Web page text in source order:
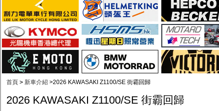
首頁 > 新車介紹 >2026 KAWASAKI Z1100/SE 街霸回歸
2026 KAWASAKI Z1100/SE 街霸回歸